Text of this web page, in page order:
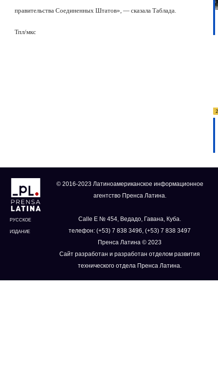
правительства Соединенных Штатов», — сказала Таблада.
Тпл/мкс
РУССКОЕ
ИЗДАНИЕ
© 2016-2023 Латиноамериканское информационное
агентство Пренса Латина.
Calle E № 454, Ведадо, Гавана, Куба.
телефон: (+53) 7 838 3496, (+53) 7 838 3497
Пренса Латина © 2023
Сайт разработан и разработан отделом развития
технического отдела Пренса Латина.